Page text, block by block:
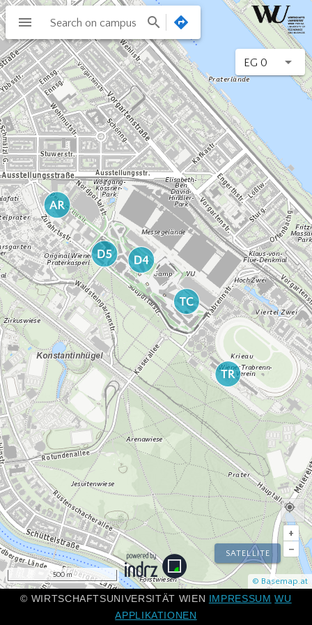
Search on campus
© Basemap.at
500 m
+
–
SATELLITE
EG 0
© WIRTSCHAFTSUNIVERSITÄT WIEN IMPRESSUM WU
APPLIKATIONEN